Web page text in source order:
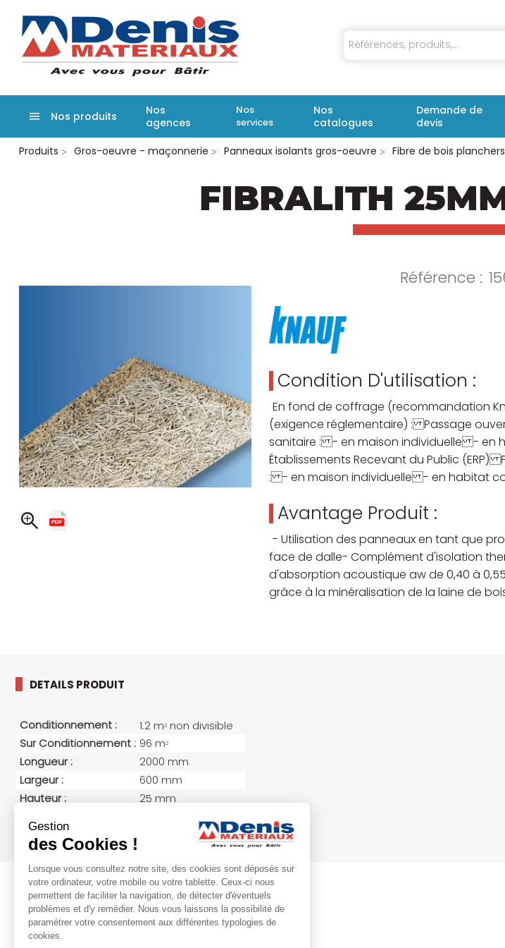
Aller
Nos produits
Nos
agences
Nos
services
Nos
catalogues
Demande de
devis
Produits
Gros-oeuvre - maçonnerie Panneaux isolants gros-oeuvre Fibre de bois planchers
FIBRALITH
Référence :
Condition D'utilisation :
En fond de coffrage (recommandation
(exigence réglementaire) : Passage
sanitaire : - en maison individuelle - en
Établissements Recevant du Public (ERP)
: - en maison individuelle - en habitat
Avantage Produit :
- Utilisation des panneaux en tant que
face de dalle- Complément d'isolation
d'absorption acoustique aw de 0,40 à
grâce à la minéralisation de la laine de
DETAILS PRODUIT
Conditionnement : 1.2 m2 non divisible
Sur Conditionnement : 96 m2
Longueur :
2000 mm
Largeur :
600 mm
Hauteur :
25 mm
Epaisseur (mm)
Gestion
des Cookies !
Lorsque vous consultez notre site, des cookies sont déposés sur
votre ordinateur, votre mobile ou votre tablette. Ceux-ci nous
permettent de faciliter la navigation, de détecter d'éventuels
problèmes et d'y remédier. Nous vous laissons la possibilité de
paramétrer votre consentement aux différentes typologies de
cookies.